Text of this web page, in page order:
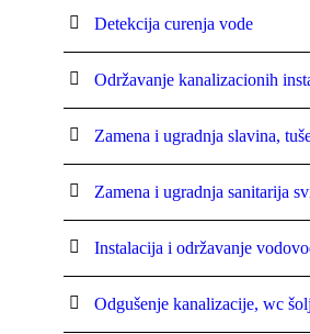
Detekcija curenja vode
Održavanje kanalizacionih
Zamena i ugradnja slavina,
Zamena i ugradnja sanitarija
Instalacija i održavanje
Odgušenje kanalizacije, wc